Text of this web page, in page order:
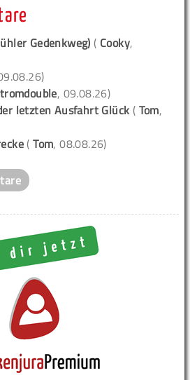
Gedenkweg) ( Cooky,
, 09.08.26)
letzten Ausfahrt Glück ( Tom,
(Tom, 08.08.26)